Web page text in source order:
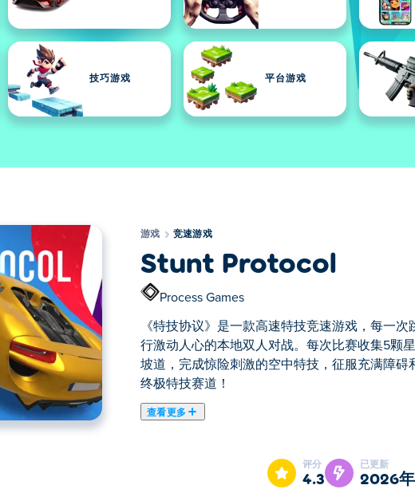
技巧游戏 平台游戏
游戏 竞速游戏
Stunt Protocol
Process Games
《特技协议》是一款高速特技竞速游戏，每一
行激动人心的本地双人对战。每次比赛收集5颗
坡道，完成惊险刺激的空中特技，征服充满障
终极特技赛道！
查看更多
》是一款高速特技竞速游戏，每一次跳跃都将重力推向极限！你可以独
评分
4.3
已更新
2026